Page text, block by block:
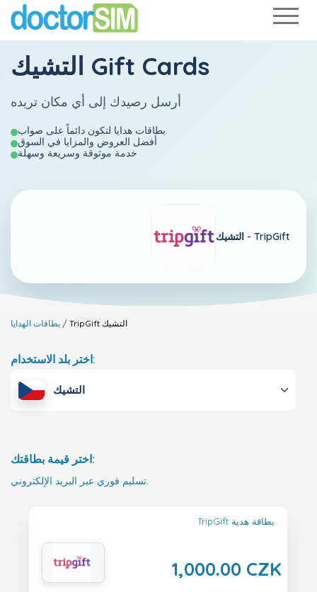
التشيك Gift Cards
أرسل رصيدك إلى أي مكان تريده
أفضل العروض والمزايا في السوق
خدمة موثوقة وسريعة وسهلة
التشيك - TripGift
بطاقات الهدايا TripGift التشيك
اختر بلد الاستخدام:
التشيك
اختر قيمة بطاقتك:
تسليم فوري عبر البريد الإلكتروني.
TripGift بطاقة هدية
1,000.00 CZK